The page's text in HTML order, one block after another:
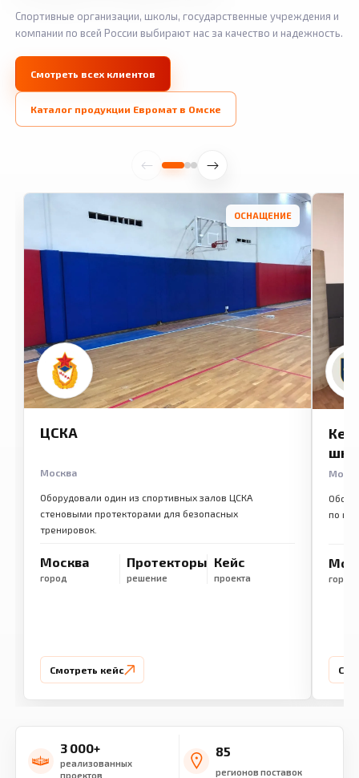
Спортивные организации, школы, государственные учреждения и
компании по всей России выбирают нас за качество и надежность.
Смотреть всех клиентов
Каталог продукции Евромат в Омске
ОСНАЩЕНИЕ
ЦСКА
Москва
Оборудовали один из спортивных залов ЦСКА
стеновыми протекторами для безопасных
тренировок.
Москва
город
Протекторы
решение
Кейс
проекта
Смотреть кейс
по
город
3 000+
реализованных
проектов
85
регионов поставок